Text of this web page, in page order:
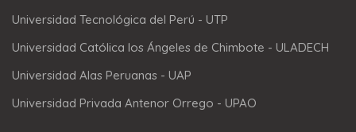
Universidad Tecnológica del Perú - UTP
Universidad Católica los Ángeles de Chimbote - ULADECH
Universidad Alas Peruanas - UAP
Universidad Privada Antenor Orrego - UPAO